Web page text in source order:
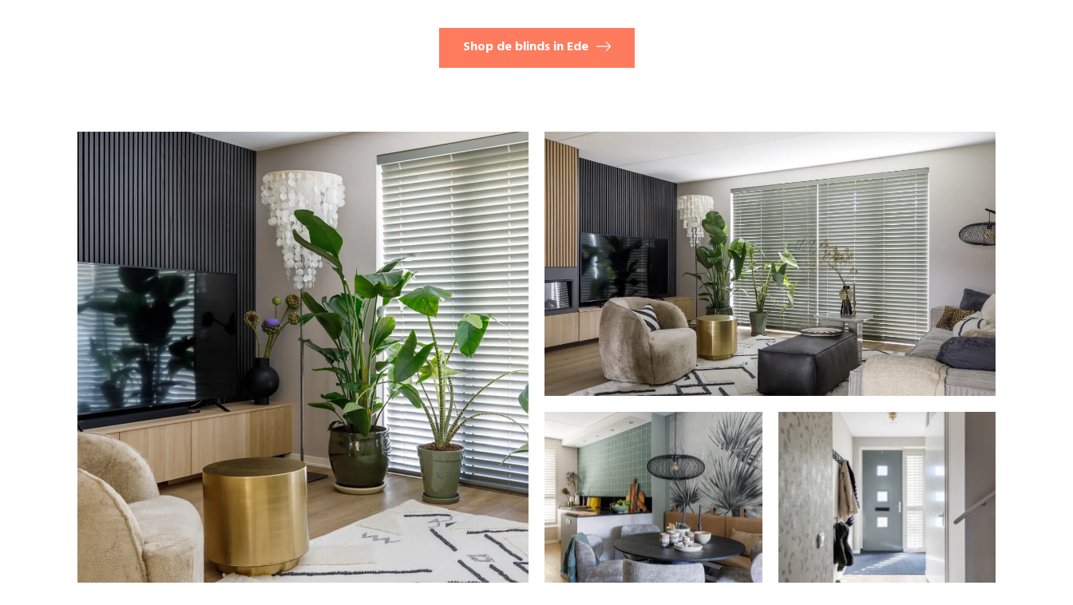
Shop de blinds in Ede